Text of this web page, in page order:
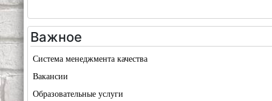
Важное
Система менеджмента качества
Вакансии
Образовательные услуги